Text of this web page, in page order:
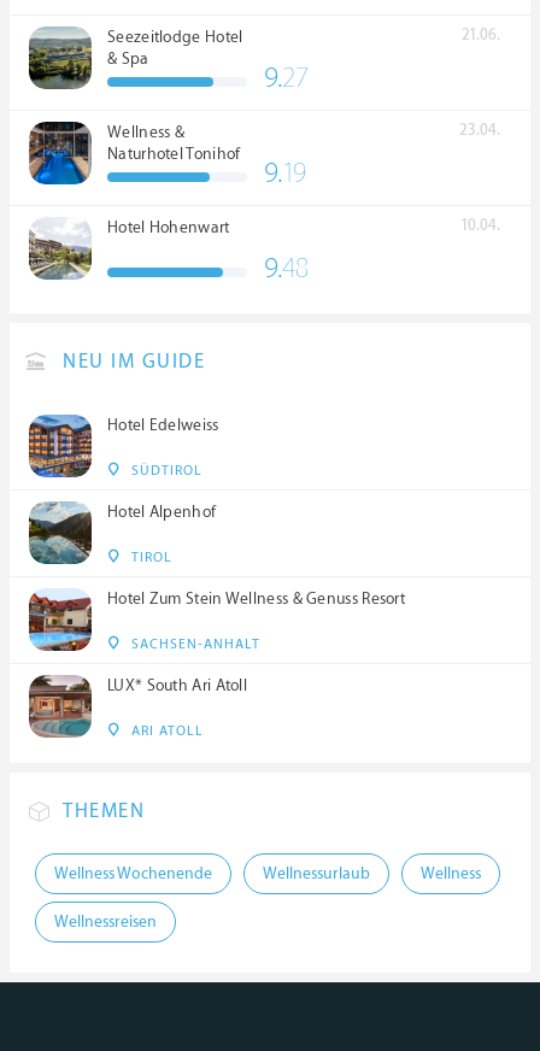
Seezeitlodge Hotel
& Spa
21.06.
9.27
Wellness &
Naturhotel Tonihof
****S
23.04.
9.19
Hotel Hohenwart 10.04.
9.48
NEU IM GUIDE
Hotel Edelweiss
SÜDTIROL
Hotel Alpenhof
TIROL
Hotel Zum Stein Wellness & Genuss Resort
SACHSEN-ANHALT
LUX* South Ari Atoll
ARI ATOLL
THEMEN
Wellness Wochenende Wellnessurlaub Wellness
Wellnessreisen